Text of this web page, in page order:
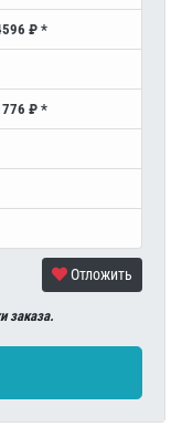
₽ *
₽ *
Отложить
заказа.